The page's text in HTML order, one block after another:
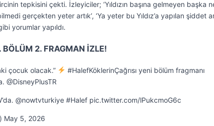
tepkisini çekti. İzleyiciler; ‘Yıldızın başına gelmeyen başka
gerçekten yeter artık’, ‘Ya yeter bu Yıldız’a yapılan şiddet
yorumlar yapıldı.
BÖLÜM 2. FRAGMAN İZLE!
çocuk olacak.”
#HalefKöklerinÇağrısı yeni bölüm fragmanı
@DisneyPlusTR
@nowtvturkiye #Halef pic.twitter.com/lPukcmoG6c
May 5, 2026